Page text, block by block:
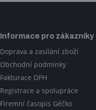
Informace pro zákazníky
Doprava a zasílání zboží
Obchodní podmínky
Fakturace DPH
Registrace a spolupráce
Firemní časopis Géčko